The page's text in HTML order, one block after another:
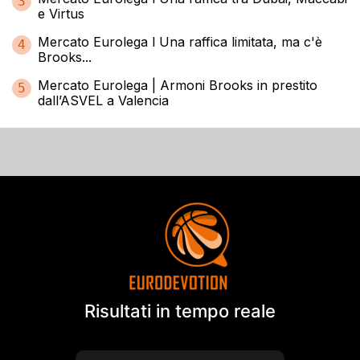
e Virtus
4
Mercato Eurolega l Una raffica limitata, ma c'è
Brooks...
5
Mercato Eurolega | Armoni Brooks in prestito
dall’ASVEL a Valencia
Risultati in tempo reale